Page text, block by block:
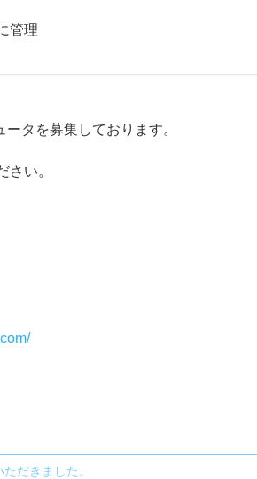
管理
タを募集しております。
さい。
だきました。